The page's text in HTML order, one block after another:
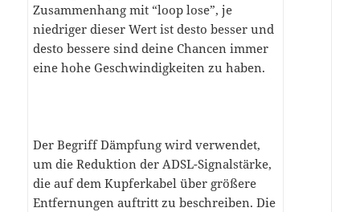
Zusammenhang mit “loop lose”, je
niedriger dieser Wert ist desto besser und
desto bessere sind deine Chancen immer
eine hohe Geschwindigkeiten zu haben.
Der Begriff Dämpfung wird verwendet,
um die Reduktion der ADSL-Signalstärke,
die auf dem Kupferkabel über größere
Entfernungen auftritt zu beschreiben. Die